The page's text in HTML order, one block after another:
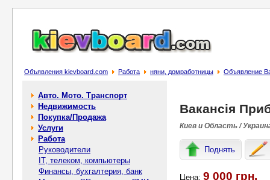
Объявления kievboard.com Работа няни, домработницы Объявление
Авто. Мото. Транспорт
Недвижимость
Покупка/Продажа
Услуги
Работа
Руководители
IT, телеком, компьютеры
Финансы, бухгалтерия, банк
Вакансія
Киев и Область /
Поднять
Цена: 9 000 грн.